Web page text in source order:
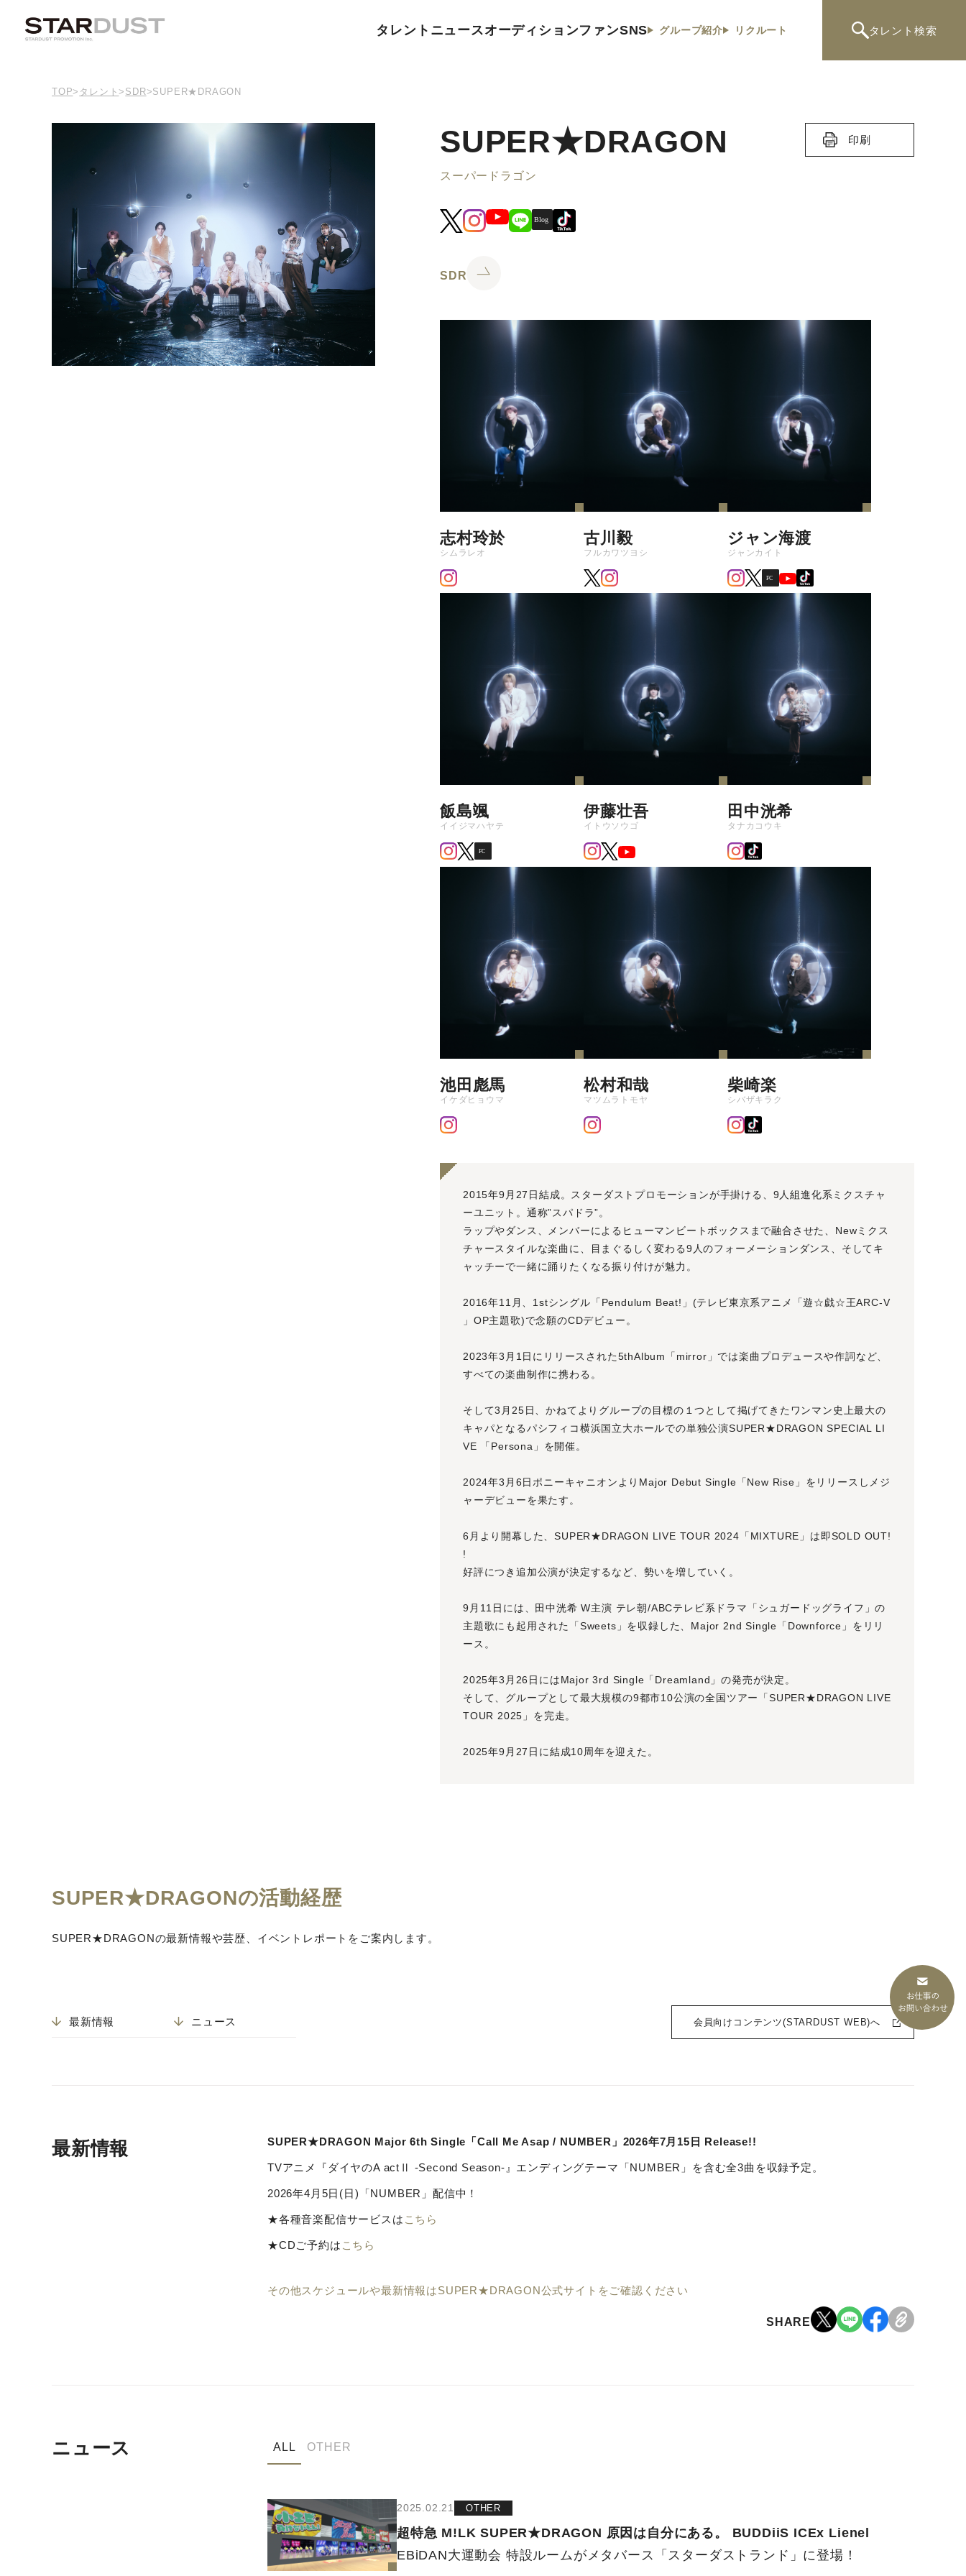
タレント ニュースオーディションファンSNS グループ紹介 リクルート タレント 検索
TOP> タレント> SDR>SUPER★DRAGON
SUPER★DRAGON
スーパードラゴン
印刷
SDR
志村玲於
シムラレオ
古川毅
フルカワツヨシ
ジャン海渡
ジャンカイト
飯島颯
イイジマハヤテ
伊藤壮吾
イトウソウゴ
田中洸希
タナカコウキ
池田彪馬
イケダヒョウマ
松村和哉
マツムラトモヤ
柴崎楽
シバザキラク
2015年9月27日結成。スターダストプロモーションが手掛ける、9人組進化系ミクスチャ
ーユニット。通称”スパドラ”。
ラップやダンス、メンバーによるヒューマンビートボックスまで融合させた、Newミクス
チャースタイルな楽曲に、目まぐるしく変わる9人のフォーメーションダンス、そしてキ
ャッチーで一緒に踊りたくなる振り付けが魅力。
2016年11月、1stシングル「Pendulum Beat!」(テレビ東京系アニメ「遊☆戯☆王ARC-V
」OP主題歌)で念願のCDデビュー。
2023年3月1日にリリースされた5thAlbum「mirror」では楽曲プロデュースや作詞など、
すべての楽曲制作に携わる。
そして3月25日、かねてよりグループの目標の１つとして掲げてきたワンマン史上最大の
キャパとなるパシフィコ横浜国立大ホールでの単独公演SUPER★DRAGON SPECIAL LI
VE 「Persona」を開催。
2024年3月6日ポニーキャニオンよりMajor Debut Single「New Rise」をリリースしメジ
ャーデビューを果たす。
6月より開幕した、SUPER★DRAGON LIVE TOUR 2024「MIXTURE」は即SOLD OUT!
!
好評につき追加公演が決定するなど、勢いを増していく。
9月11日には、田中洸希 W主演 テレ朝/ABCテレビ系ドラマ「シュガードッグライフ」の
主題歌にも起用された「Sweets」を収録した、Major 2nd Single「Downforce」をリリ
ース。
2025年3月26日にはMajor 3rd Single「Dreamland」の発売が決定。
そして、グループとして最大規模の9都市10公演の全国ツアー「SUPER★DRAGON LIVE
TOUR 2025」を完走。
2025年9月27日に結成10周年を迎えた。
SUPER★DRAGONの活動経歴
SUPER★DRAGONの最新情報や芸歴、イベントレポートをご案内します。
最新情報 ニュース 会員向けコンテンツ(STARDUST WEB)へ
最新情報 SUPER★DRAGON Major 6th Single「Call Me Asap / NUMBER」2026年7月15日 Release!!
TVアニメ『ダイヤのA actⅡ -Second Season-』エンディングテーマ「NUMBER」を含む全3曲を収録予定。
2026年4月5日(日)「NUMBER」配信中！
★各種音楽配信サービスは こちら
★CDご予約は こちら
その他スケジュールや最新情報はSUPER★DRAGON公式サイトをご確認ください
SHARE
ニュース ALL OTHER
2025.02.21 OTHER
超特急 M!LK SUPER★DRAGON 原因は自分にある。 BUDDiiS ICEx Lienel
EBiDAN大運動会 特設ルームがメタバース「スターダストランド」に登場！